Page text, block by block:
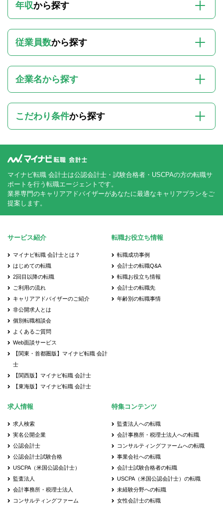
年収から探す
従業員数から探す
企業名から探す
こだわり条件から探す
マイナビ転職 会計士は公認会計士・試験合格者・USCPAの方の転職サ
ポートを行う転職エージェントです。
業界専門のキャリアアドバイザーがあなたに最適なキャリアプランをご
提案します。
サービス紹介
マイナビ転職 会計士とは？
はじめての転職
2回目以降の転職
ご利用の流れ
キャリアアドバイザーのご紹介
非公開求人とは
個別転職相談会
よくあるご質問
Web面談サービス
【関東・首都圏版】マイナビ転職 会計
士
【関西版】マイナビ転職 会計士
【東海版】マイナビ転職 会計士
転職お役立ち情報
転職成功事例
会計士の転職Q&A
転職お役立ち情報
会計士の転職先
年齢別の転職事情
求人情報
求人検索
実名公開企業
公認会計士
公認会計士試験合格
USCPA（米国公認会計士）
監査法人
会計事務所・税理士法人
コンサルティングファーム
特集コンテンツ
監査法人への転職
会計事務所・税理士法人への転職
コンサルティングファームへの転職
事業会社への転職
会計士試験合格者の転職
USCPA（米国公認会計士）の転職
未経験分野への転職
女性会計士の転職